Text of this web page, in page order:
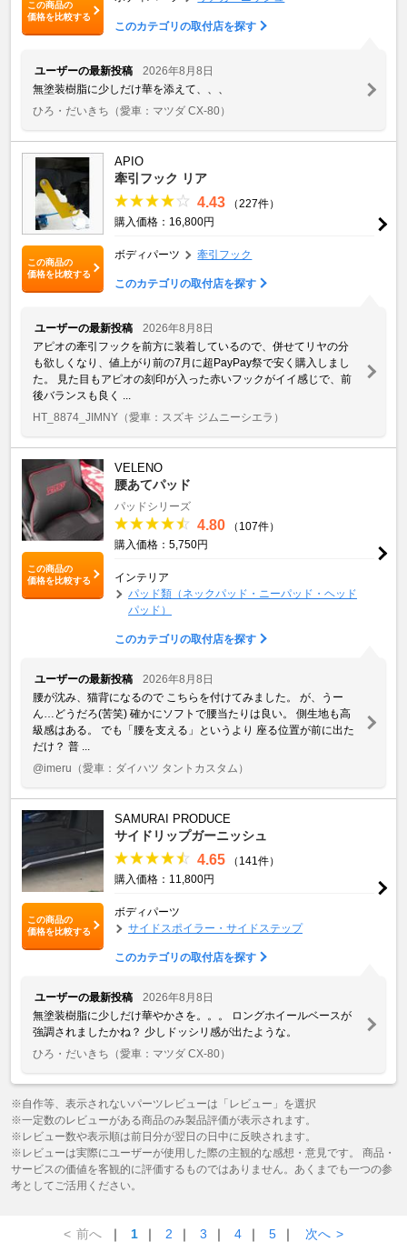
この商品の
価格を比較する
このカテゴリの取付店を探す
ユーザーの最新投稿
2026年8月8日
無塗装樹脂に少しだけ華を添えて、、、
ひろ・だいきち （愛車：マツダ CX-80）
この商品の
価格を比較する
APIO
牽引フック リア
4.43
（227件）
購入価格：16,800円
ボディパーツ 牽引フック
このカテゴリの取付店を探す
ユーザーの最新投稿
2026年8月8日
アピオの牽引フックを前方に装着しているので、併せてリヤの分
も欲しくなり、値上がり前の7月に超PayPay祭で安く購入しまし
た。 見た目もアピオの刻印が入った赤いフックがイイ感じで、前
後バランスも良く ...
HT_8874_JIMNY （愛車：スズキ ジムニーシエラ）
この商品の
価格を比較する
VELENO
腰あてパッド
パッドシリーズ
4.80
（107件）
購入価格：5,750円
インテリア
パッド類（ネックパッド・ニーパッド・ヘッド
パッド）
このカテゴリの取付店を探す
ユーザーの最新投稿
2026年8月8日
腰が沈み、猫背になるので こちらを付けてみました。 が、うー
ん…どうだろ(苦笑) 確かにソフトで腰当たりは良い。 側生地も高
級感はある。 でも「腰を支える」というより 座る位置が前に出た
だけ？ 普 ...
@imeru （愛車：ダイハツ タントカスタム）
この商品の
価格を比較する
SAMURAI PRODUCE
サイドリップガーニッシュ
4.65
（141件）
購入価格：11,800円
ボディパーツ
サイドスポイラー・サイドステップ
このカテゴリの取付店を探す
ユーザーの最新投稿
2026年8月8日
無塗装樹脂に少しだけ華やかさを。。。 ロングホイールベースが
強調されましたかね？ 少しドッシリ感が出たような。
ひろ・だいきち （愛車：マツダ CX-80）
※自作等、表示されないパーツレビューは「レビュー」を選択
※一定数のレビューがある商品のみ製品評価が表示されます。
※レビュー数や表示順は前日分が翌日の日中に反映されます。
※レビューは実際にユーザーが使用した際の主観的な感想・意見です。 商品・
サービスの価値を客観的に評価するものではありません。あくまでも一つの参
考としてご活用ください。
< 前へ ｜ 1 ｜ 2 ｜ 3 ｜ 4 ｜ 5 ｜ 次へ >